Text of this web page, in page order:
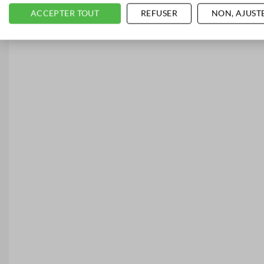
ACCEPTER TOUT REFUSER NON,